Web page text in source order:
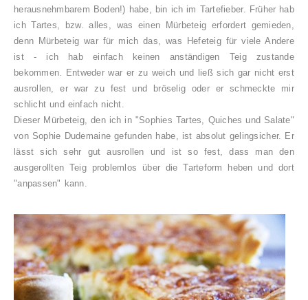
herausnehmbarem Boden!) habe, bin ich im Tartefieber. Früher hab
ich Tartes, bzw. alles, was einen Mürbeteig erfordert gemieden,
denn Mürbeteig war für mich das, was Hefeteig für viele Andere
ist - ich hab einfach keinen anständigen Teig zustande
bekommen. Entweder war er zu weich und ließ sich gar nicht erst
ausrollen, er war zu fest und bröselig oder er schmeckte mir
schlicht und einfach nicht.
Dieser Mürbeteig, den ich in "Sophies Tartes, Quiches und Salate"
von Sophie Dudemaine gefunden habe, ist absolut gelingsicher. Er
lässt sich sehr gut ausrollen und ist so fest, dass man den
ausgerollten Teig problemlos über die Tarteform heben und dort
"anpassen" kann.